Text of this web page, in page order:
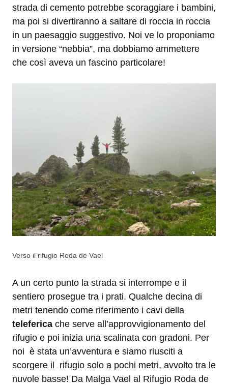
strada di cemento potrebbe scoraggiare i bambini,
ma poi si divertiranno a saltare di roccia in roccia
in un paesaggio suggestivo. Noi ve lo proponiamo
in versione “nebbia”, ma dobbiamo ammettere
che così aveva un fascino particolare!
Verso il rifugio Roda de Vael
A un certo punto la strada si interrompe e il
sentiero prosegue tra i prati. Qualche decina di
metri tenendo come riferimento i cavi della
teleferica che serve all’approvvigionamento del
rifugio e poi inizia una scalinata con gradoni. Per
noi è stata un’avventura e siamo riusciti a
scorgere il rifugio solo a pochi metri, avvolto tra le
nuvole basse! Da Malga Vael al Rifugio Roda de